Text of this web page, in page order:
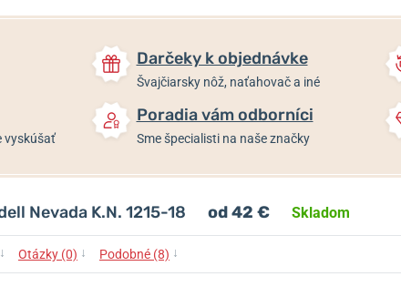
Darčeky k objednávke
Švajčiarsky nôž, naťahovač a iné
vyskúšať
Poradia vám odborníci
Sme špecialisti na naše značky
Nevada K.N. 1215-18 od 42 € Skladom
↓ Otázky (0) ↓ Podobné (8) ↓